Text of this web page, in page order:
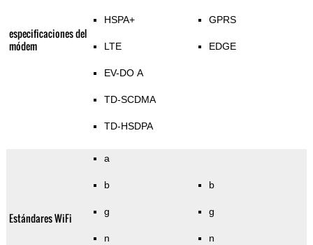
especificaciones del
módem
HSPA+
LTE
EV-DO A
TD-SCDMA
TD-HSDPA
GPRS
EDGE
Estándares WiFi
a
b
g
n
b
g
n